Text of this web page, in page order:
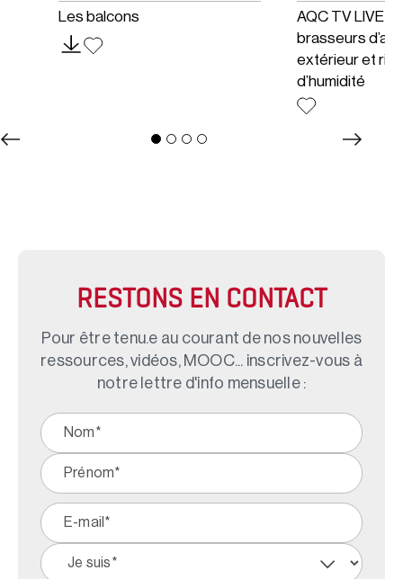
Les balcons
AQC TV LIVE
brasseurs d’air
extérieur et
d’humidité
RESTONS EN CONTACT
Pour être tenu.e au courant de nos nouvelles
ressources, vidéos, MOOC... inscrivez-vous à
notre lettre d'info mensuelle :